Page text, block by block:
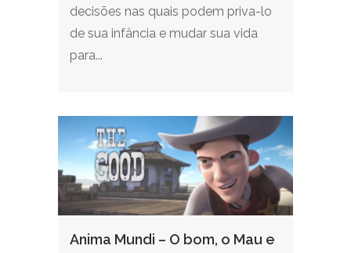
decisões nas quais podem priva-lo
de sua infância e mudar sua vida
para...
Anima Mundi – O bom, o Mau e